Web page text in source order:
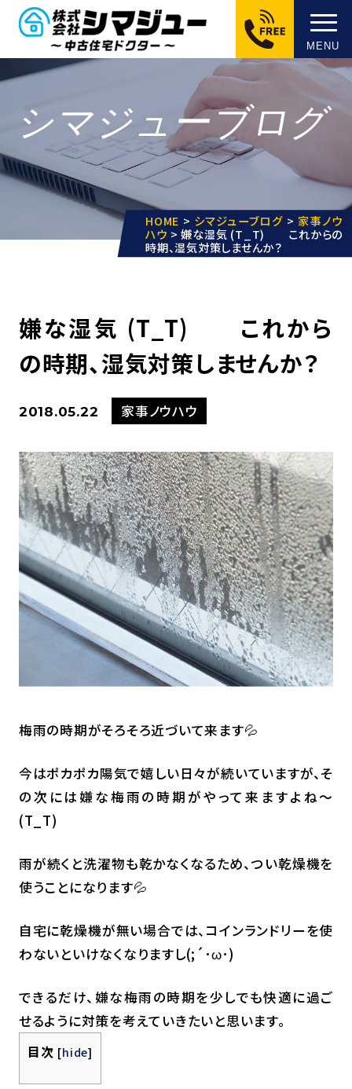
MENU
シマジューブログ
HOME > シマジューブログ > 家事ノウ
ハウ >嫌な湿気 (T_T) これからの
時期、湿気対策しませんか？
嫌な湿気 (T_T) これから
の時期、湿気対策しませんか？
2018.05.22 家事ノウハウ
梅雨の時期がそろそろ近づいて来ます💦
今はポカポカ陽気で嬉しい日々が続いていますが、そ
の次には嫌な梅雨の時期がやって来ますよね～
(T_T)
雨が続くと洗濯物も乾かなくなるため、つい乾燥機を
使うことになります💦
自宅に乾燥機が無い場合では、コインランドリーを使
わないといけなくなりますし(;´･ω･)
できるだけ、嫌な梅雨の時期を少しでも快適に過ご
せるように対策を考えていきたいと思います。
目次 [hide]